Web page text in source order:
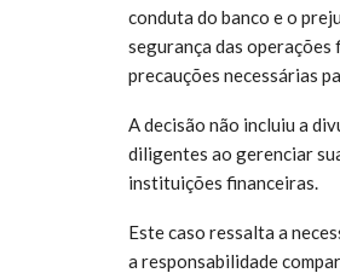
conduta do banco e o
segurança das
precauções necessárias
A decisão não incluiu a
diligentes ao gerenciar
instituições financeiras.
Este caso ressalta a
a responsabilidade